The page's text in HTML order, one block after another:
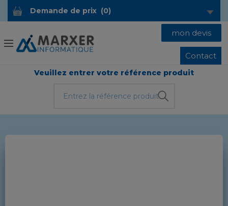
Demande de prix (0)
mon devis
Contact
Veuillez entrer votre référence produit